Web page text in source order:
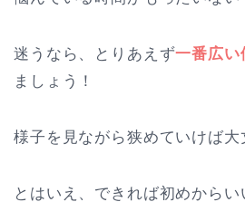
迷うなら、とりあえず一番広い
ましょう！
様子を見ながら狭めていけば
とはいえ、できれば初めから